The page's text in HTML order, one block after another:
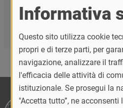
Commissione
Informativa
Questo sito utilizza cookie
propri e di terze parti, per
navigazione, analizzare il
l'efficacia delle attività di
istituzionale. Se prosegui la
"Accetta tutto”, ne acconsenti